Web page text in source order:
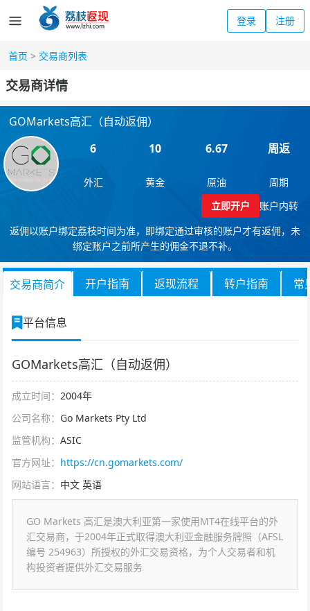
登录 注册
首页 > 交易商列表
交易商详情
GOMarkets高汇（自动返佣）
6
外汇
10
黄金
6.67
原油
周返
周期
立即开户
账户内转
返佣以账户绑定荔枝时间为准，即绑定通过审核的账户才有返佣，未
绑定账户之前所产生的佣金不退不补。
交易商简介 开户指南 返现流程 转户指南 常
平台信息
GOMarkets高汇（自动返佣）
成立时间： 2004年
公司名称： Go Markets Pty Ltd
监管机构： ASIC
官方网址： https://cn.gomarkets.com/
网站语言： 中文 英语
GO Markets 高汇是澳大利亚第一家使用MT4在线平台的外
汇交易商，于2004年正式取得澳大利亚金融服务牌照（AFSL
编号 254963）所授权的外汇交易资格，为个人交易者和机
构投资者提供外汇交易服务